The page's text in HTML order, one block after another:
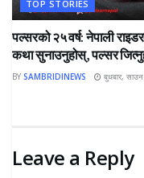
TOP STORIES
पल्सरको २५ वर्ष: नेपाली
कथा सुनाउनुहोस्, पल्सर
BY SAMBRIDINEWS बुधबार,
Leave a Reply